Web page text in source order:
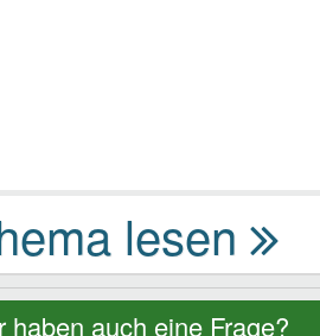
auch eine Frage?